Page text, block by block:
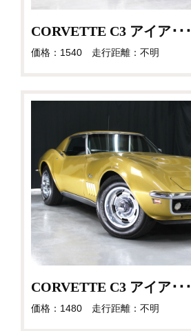
CORVETTE C3 アイア･･･
価格：1540 走行距離：不明
CORVETTE C3 アイア･･･
価格：1480 走行距離：不明